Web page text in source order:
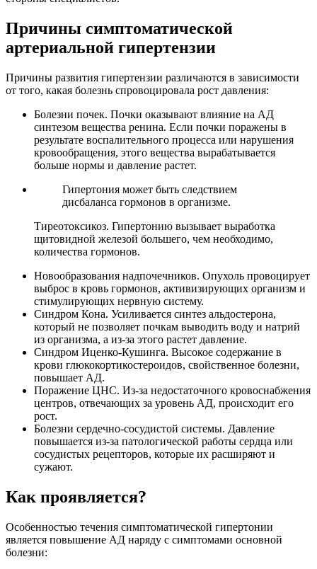
Причины симптоматической
артериальной гипертензии
Причины развития гипертензии различаются в зависимости
от того, какая болезнь спровоцировала рост давления:
Болезни почек. Почки оказывают влияние на АД
синтезом вещества ренина. Если почки поражены в
результате воспалительного процесса или нарушения
кровообращения, этого вещества вырабатывается
больше нормы и давление растет.
Гипертония может быть следствием
дисбаланса гормонов в организме.
Тиреотоксикоз. Гипертонию вызывает выработка
щитовидной железой большего, чем необходимо,
количества гормонов.
Новообразования надпочечников. Опухоль провоцирует
выброс в кровь гормонов, активизирующих организм и
стимулирующих нервную систему.
Синдром Кона. Усиливается синтез альдостерона,
который не позволяет почкам выводить воду и натрий
из организма, а из-за этого растет давление.
Синдром Иценко-Кушинга. Высокое содержание в
крови глюкокортикостероидов, свойственное болезни,
повышает АД.
Поражение ЦНС. Из-за недостаточного кровоснабжения
центров, отвечающих за уровень АД, происходит его
рост.
Болезни сердечно-сосудистой системы. Давление
повышается из-за патологической работы сердца или
сосудистых рецепторов, которые их расширяют и
сужают.
Как проявляется?
Особенностью течения симптоматической гипертонии
является повышение АД наряду с симптомами основной
болезни: